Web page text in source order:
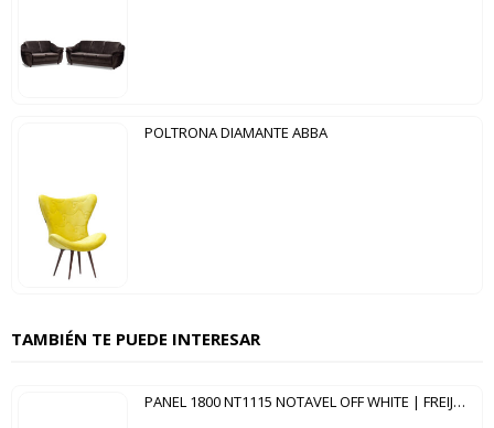
POLTRONA DIAMANTE ABBA
TAMBIÉN TE PUEDE INTERESAR
PANEL 1800 NT1115 NOTAVEL OFF WHITE | FREIJO TREND